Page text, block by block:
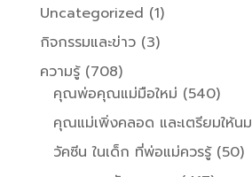
Uncategorized (1)
กิจกรรมและข่าว(3)
ความรู้(708)
คุณพ่อคุณแม่มือใหม่ (540)
คุณแม่เพิ่งคลอด และเตรียมให้นม
วัคซีน ในเด็ก ที่พ่อแม่ควรรู้(50)